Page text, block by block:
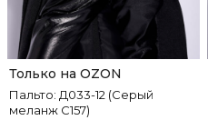
Пальто: Д033-12 (Серый
меланж C157)
Только на OZON